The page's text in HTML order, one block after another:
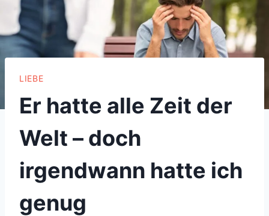
LIEBE
Er hatte alle Zeit der
Welt – doch
irgendwann hatte ich
genug